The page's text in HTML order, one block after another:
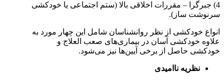
4) جبرگرا – مقررات اخلاقی بالا (ستم اجتماعی یا خودکشی
سرنوشت ساز).
انواع خودکشی از نظر روانشناسان شامل این چهار مورد به
علاوه خودکشی آسان در بیماری‌های صعب العلاج و
خودکشی حاصل از برخی آیین‌ها نیز می‌شود.
نظریه ناامیدی